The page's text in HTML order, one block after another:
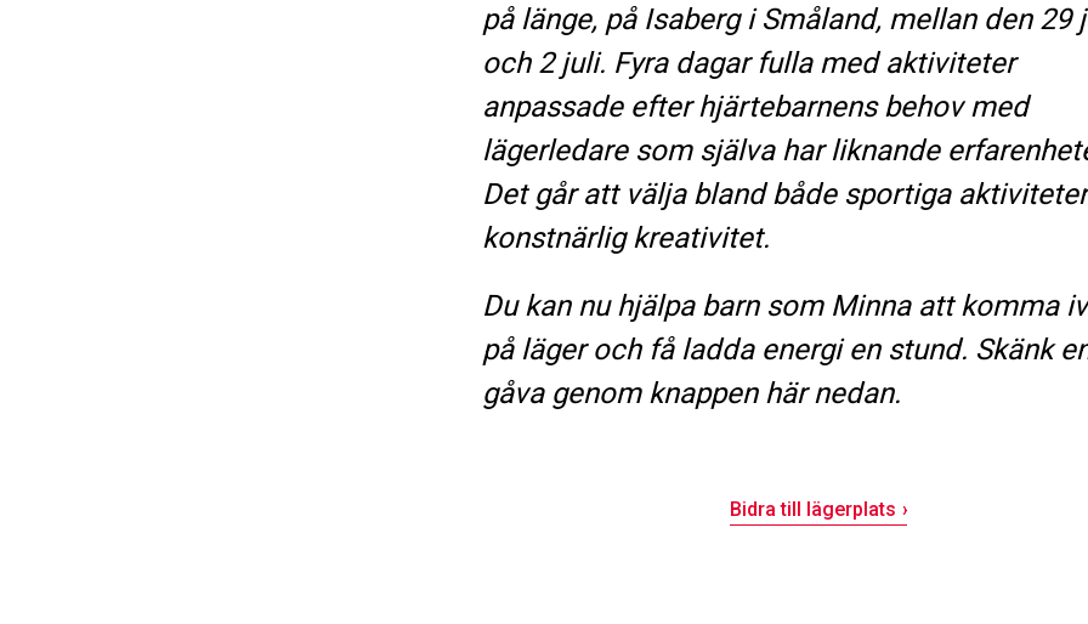
på länge, på Isaberg i Småland, mellan den 29
och 2 juli. Fyra dagar fulla med aktiviteter
anpassade efter hjärtebarnens behov med
lägerledare som själva har liknande
Det går att välja bland både sportiga
konstnärlig kreativitet.
Du kan nu hjälpa barn som Minna att komma
på läger och få ladda energi en stund. Skänk
gåva genom knappen här nedan.
Bidra till lägerplats